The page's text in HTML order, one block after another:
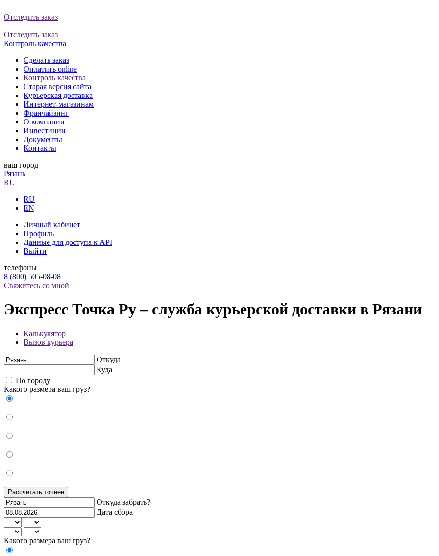
Отследить заказ
Отследить заказ
Контроль качества
Сделать заказ
Оплатить online
Контроль качества
Старая версия сайта
Курьерская доставка
Интернет-магазинам
Франчайзинг
О компании
Инвестиции
Документы
Контакты
ваш город
Рязань
RU
RU
EN
Личный кабинет
Профиль
Данные для доступа к API
Выйти
телефоны
8 (800) 505-08-08
Свяжитесь со мной
Экспресс Точка Ру – служба курьерской доставки в Рязани
Калькулятор
Вызов курьера
Откуда
Куда
По городу
Какого размера ваш груз?
Рассчитать точнее
Откуда забрать?
Дата сбора
Какого размера ваш груз?